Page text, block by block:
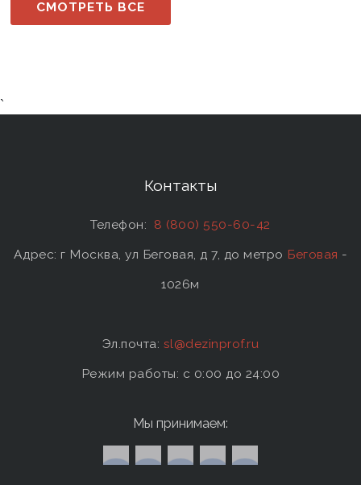
СМОТРЕТЬ ВСЕ
`
Контакты
Телефон: 8 (800) 550-60-42
Адрес: г Москва, ул Беговая, д 7, до метро Беговая -
1026м
Эл.почта: sl@dezinprof.ru
Режим работы: c 0:00 до 24:00
Мы принимаем: